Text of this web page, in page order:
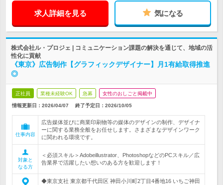
求人詳細を見る 気になる
株式会社ル・プロジェ | コミュニケーション課題の解決を通じて、地域の活
性化に貢献
《東京》広告制作【グラフィックデザイナー】月1有給取得推進
◎
正社員 業種未経験OK 急募 女性のおしごと掲載中
情報更新日：2026/04/07 終了予定日： 2026/10/05
仕事内容
広告媒体並びに商業印刷物等の媒体のデザインの制作、デザイナ
ーに関する業務全般をお任せします。さまざまなデザインワーク
に関われる環境です。
対象と
なる方
＜必須スキル＞Adobeillustrator、PhotoshopなどのPCスキル／広
告業界で活躍したい想いのある方を歓迎します！
◆東京支社 東京都千代田区 神田小川町2丁目4番地16 いちご神田